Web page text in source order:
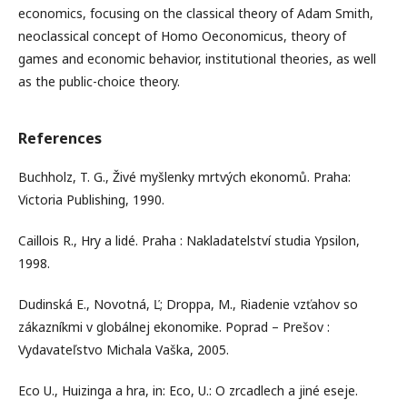
economics, focusing on the classical theory of Adam Smith,
neoclassical concept of Homo Oeconomicus, theory of
games and economic behavior, institutional theories, as well
as the public-choice theory.
References
Buchholz, T. G., Živé myšlenky mrtvých ekonomů. Praha:
Victoria Publishing, 1990.
Caillois R., Hry a lidé. Praha : Nakladatelství studia Ypsilon,
1998.
Dudinská E., Novotná, Ľ; Droppa, M., Riadenie vzťahov so
zákazníkmi v globálnej ekonomike. Poprad – Prešov :
Vydavateľstvo Michala Vaška, 2005.
Eco U., Huizinga a hra, in: Eco, U.: O zrcadlech a jiné eseje.